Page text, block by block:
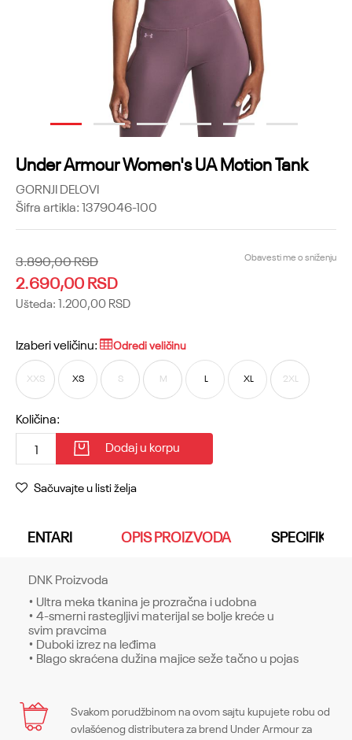
1 2 3 4 5 6
Under Armour Women's UA Motion Tank
GORNJI DELOVI
Šifra artikla:1379046-100
3.890,00RSD
2.690,00RSD
Ušteda: 1.200,00 RSD
Obavesti me o sniženju
Izaberi veličinu: Odredi veličinu
XXS XS S M L XL 2XL
Količina:
Dodaj u korpu
Sačuvajte u listi želja
OPIS PROIZVODA
DNK Proizvoda
• Ultra meka tkanina je prozračna i udobna
• 4-smerni rastegljivi materijal se bolje kreće u
svim pravcima
• Duboki izrez na leđima
• Blago skraćena dužina majice seže tačno u pojas
Karakteristika
Ime/Nadimak
Svakom porudžbinom na ovom sajtu kupujete robu od
ovlašćenog distributera za brend Under Armour za